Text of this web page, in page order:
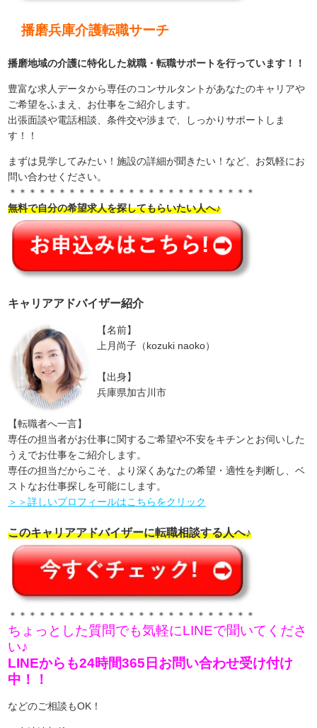
播磨兵庫介護転職サーチ
播磨地域の介護に特化した就職・転職サポートを行っています！！
豊富な求人データから専任のコンサルタントがあなたのキャリアや
ご希望をふまえ、お仕事をご紹介します。
出張面談や電話相談、条件交や渉まで、しっかりサポートしま
す！！
まずは見学してみたい！施設の詳細が聞きたい！など、お気軽にお
問い合わせください。
＊＊＊＊＊＊＊＊＊＊＊＊＊＊＊＊＊＊＊＊＊＊＊＊＊
無料で自分の希望求人を探してもらいたい人へ♪
キャリアアドバイザー紹介
【名前】
上月尚子（kozuki naoko）
【出身】
兵庫県加古川市
【転職者へ一言】
専任の担当者がお仕事に関するご希望や不安をキチンとお伺いした
うえでお仕事をご紹介します。
専任の担当だからこそ、より深くあなたの希望・適性を判断し、ベ
ストなお仕事探しを可能にします。
＞＞詳しいプロフィールはこちらをクリック
このキャリアアドバイザーに転職相談する人へ♪
＊＊＊＊＊＊＊＊＊＊＊＊＊＊＊＊＊＊＊＊＊＊＊＊＊
ちょっとした質問でも気軽にLINEで聞いてくださ
い♪
LINEからも24時間365日お問い合わせ受け付け
中！！
などのご相談もOK！